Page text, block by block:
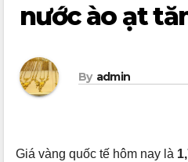
nước ào ạt
By admin
Giá vàng quốc tế hôm nay là